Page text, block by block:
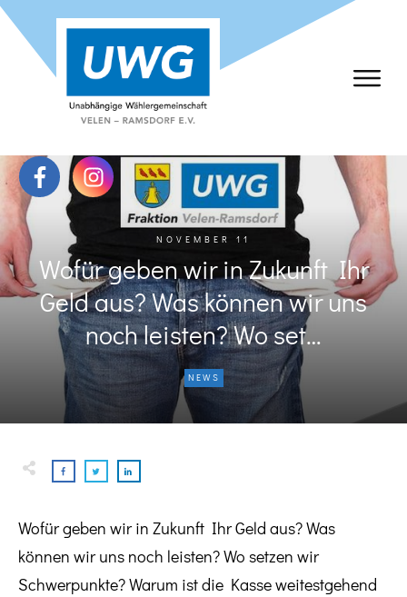
NOVEMBER 11
Wofür geben wir in Zukunft Ihr
Geld aus? Was können wir uns
noch leisten? Wo set…
NEWS
Wofür geben wir in Zukunft Ihr Geld aus? Was
können wir uns noch leisten? Wo setzen wir
Schwerpunkte? Warum ist die Kasse weitestgehend